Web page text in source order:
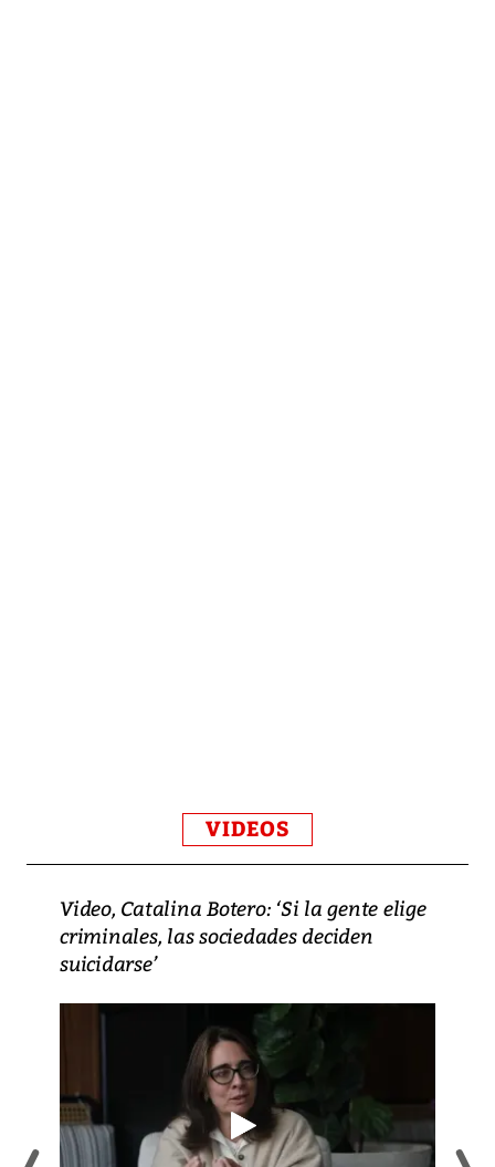
VIDEOS
Video, Catalina Botero: ‘Si la gente elige
criminales, las sociedades deciden
suicidarse’